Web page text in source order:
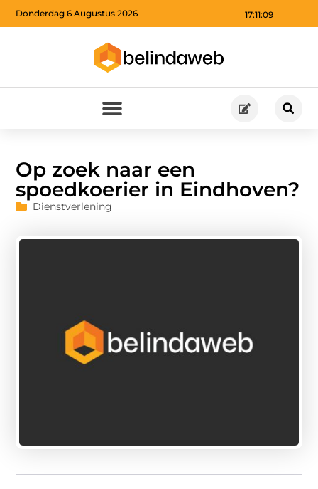
17:11:11
Donderdag 6 Augustus 2026
Op zoek naar een
spoedkoerier in Eindhoven?
Dienstverlening